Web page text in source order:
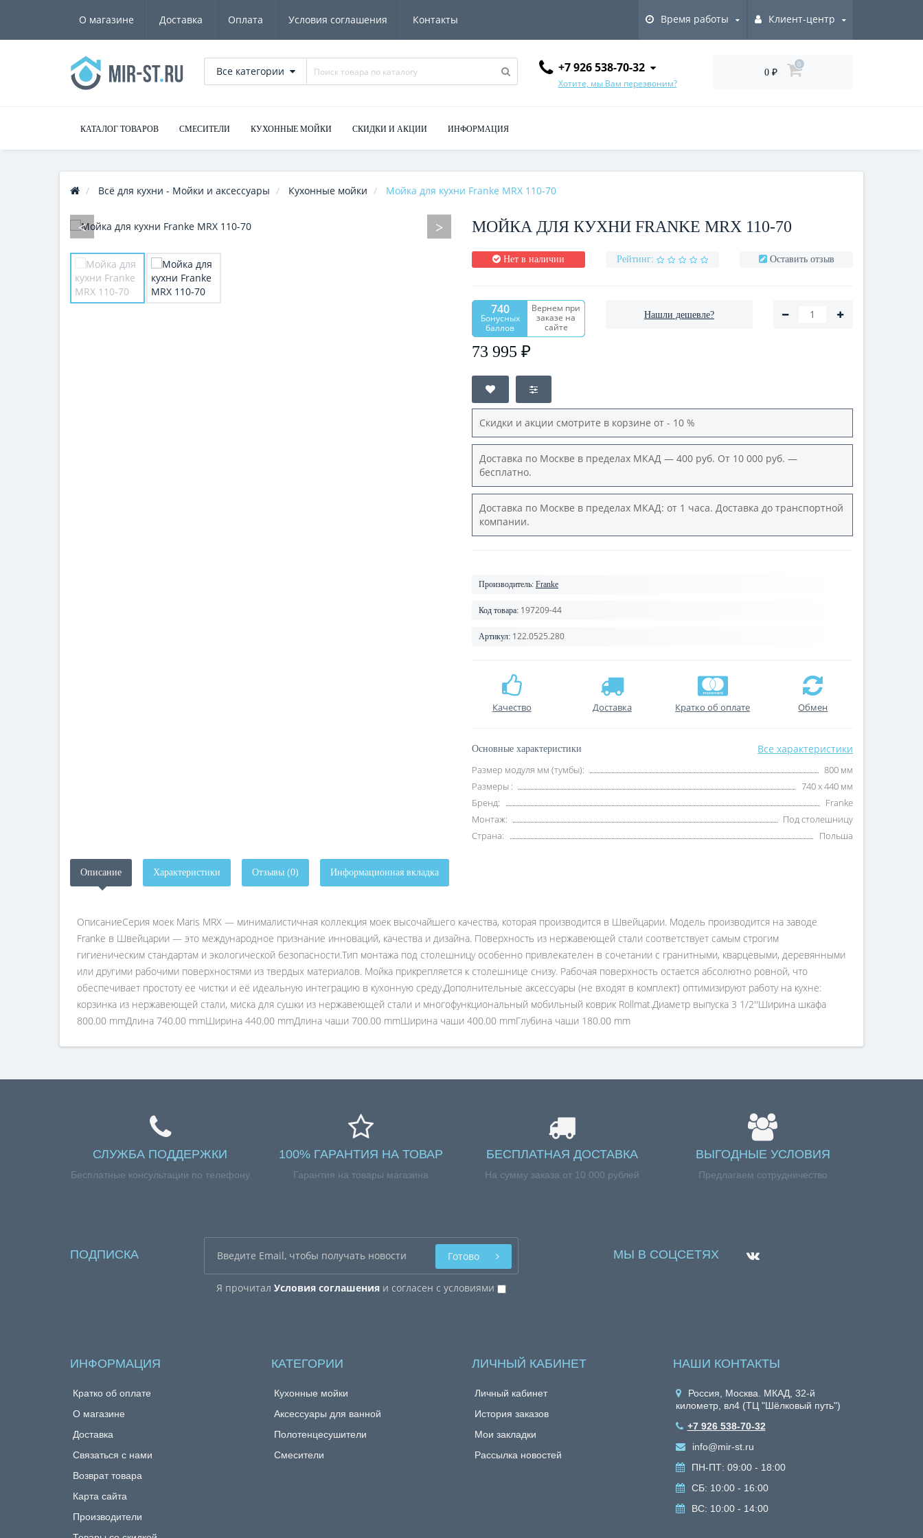
О магазине Доставка Оплата Условия соглашения Контакты Время работы Клиент-центр
Все категории +7 926 538-70-32
Хотите, мы Вам перезвоним?
0 ₽
0
КАТАЛОГ ТОВАРОВ СМЕСИТЕЛИ КУХОННЫЕ МОЙКИ СКИДКИ И АКЦИИ ИНФОРМАЦИЯ
Всё для кухни - Мойки и аксессуары Кухонные мойки Мойка для кухни Franke MRX 110-70
МОЙКА ДЛЯ КУХНИ FRANKE MRX 110-70
Нет в наличии Рейтинг: Оставить отзыв
740
Бонусных
баллов
Вернем при
заказе на
сайте
73 995 ₽
Нашли дешевле?
Скидки и акции смотрите в корзине от - 10 %
Доставка по Москве в пределах МКАД — 400 руб. От 10 000 руб. —
бесплатно.
Доставка по Москве в пределах МКАД: от 1 часа. Доставка до транспортной
компании.
Производитель: Franke
Код товара: 197209-44
Артикул: 122.0525.280
Качество Доставка Кратко об оплате Обмен
Основные характеристики Все характеристики
Размер модуля мм (тумбы):
800 мм
Размеры :
740 х 440 мм
Бренд:
Franke
Монтаж:
Под столешницу
Страна:
Польша
Описание Характеристики Отзывы (0) Информационная вкладка
ОписаниеСерия моек Maris MRX — минималистичная коллекция моек высочайшего качества, которая производится в Швейцарии. Модель производится на заводе
Franke в Швейцарии — это международное признание инноваций, качества и дизайна. Поверхность из нержавеющей стали соответствует самым строгим
гигиеническим стандартам и экологической безопасности.Тип монтажа под столешницу особенно привлекателен в сочетании с гранитными, кварцевыми, деревянными
или другими рабочими поверхностями из твердых материалов. Мойка прикрепляется к столешнице снизу. Рабочая поверхность остается абсолютно ровной, что
обеспечивает простоту ее чистки и её идеальную интеграцию в кухонную среду.Дополнительные аксессуары (не входят в комплект) оптимизируют работу на кухне:
корзинка из нержавеющей стали, миска для сушки из нержавеющей стали и многофункциональный мобильный коврик Rollmat.Диаметр выпуска 3 1/2''Ширина шкафа
800.00 mmДлина 740.00 mmШирина 440.00 mmДлина чаши 700.00 mmШирина чаши 400.00 mmГлубина чаши 180.00 mm
СЛУЖБА ПОДДЕРЖКИ
Бесплатные консультации по телефону
100% ГАРАНТИЯ НА ТОВАР
Гарантия на товары магазина
БЕСПЛАТНАЯ ДОСТАВКА
На сумму заказа от 10 000 рублей
ВЫГОДНЫЕ УСЛОВИЯ
Предлагаем сотрудничество
ПОДПИСКА
Я прочитал Условия соглашенияи согласен с условиями
Готово МЫ В СОЦСЕТЯХ
ИНФОРМАЦИЯ
Кратко об оплате
О магазине
Доставка
Связаться с нами
Возврат товара
Карта сайта
Производители
КАТЕГОРИИ
Кухонные мойки
Аксессуары для ванной
Полотенцесушители
Смесители
ЛИЧНЫЙ КАБИНЕТ
Личный кабинет
История заказов
Мои закладки
Рассылка новостей
НАШИ КОНТАКТЫ
Россия, Москва. МКАД, 32-й
километр, вл4 (ТЦ "Шёлковый путь")
+7 926 538-70-32
info@mir-st.ru
ПН-ПТ: 09:00 - 18:00
СБ: 10:00 - 16:00
ВС: 10:00 - 14:00